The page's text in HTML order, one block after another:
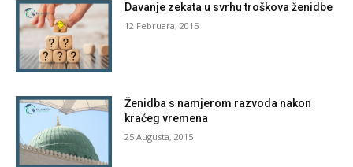
Davanje zekata u svrhu troškova ženidbe
12 Februara, 2015
Ženidba s namjerom razvoda nakon
kraćeg vremena
25 Augusta, 2015